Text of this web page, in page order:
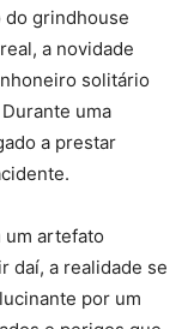
do grindhouse
a novidade
solitário
uma
a prestar
um artefato
daí, a realidade se
por um